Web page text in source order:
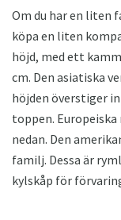
Om du har en liten
köpa en liten
höjd, med ett
cm. Den asiatiska
höjden överstiger
toppen.
nedan. Den
familj. Dessa är
kylskåp för